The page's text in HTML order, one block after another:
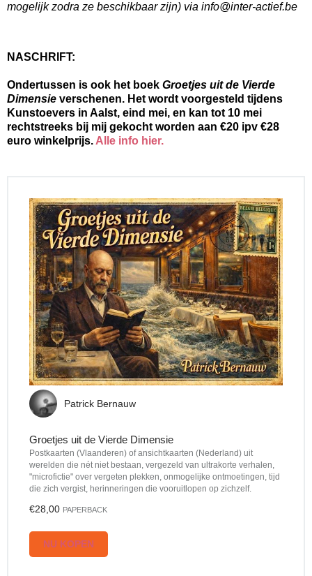
mogelijk zodra ze beschikbaar zijn) via info@inter-actief.be
NASCHRIFT:
Ondertussen is ook het boek Groetjes uit de Vierde
Dimensie verschenen. Het wordt voorgesteld tijdens
Kunstoevers in Aalst, eind mei, en kan tot 10 mei
rechtstreeks bij mij gekocht worden aan €20 ipv €28
euro winkelprijs. Alle info hier.
Patrick Bernauw
Groetjes uit de Vierde Dimensie
Postkaarten (Vlaanderen) of ansichtkaarten (Nederland) uit
werelden die nét niet bestaan, vergezeld van ultrakorte verhalen,
"microfictie" over vergeten plekken, onmogelijke ontmoetingen, tijd
die zich vergist, herinneringen die vooruitlopen op zichzelf.
€28,00 PAPERBACK
NU KOPEN